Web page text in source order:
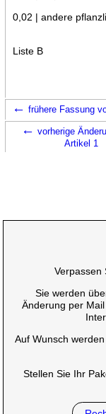
0,02 | andere
Liste B
← frühere Fassung
← vorherige
Artikel 1
Verpassen
Sie werden
Änderung per
Auf Wunsch
Stellen Sie Ihr